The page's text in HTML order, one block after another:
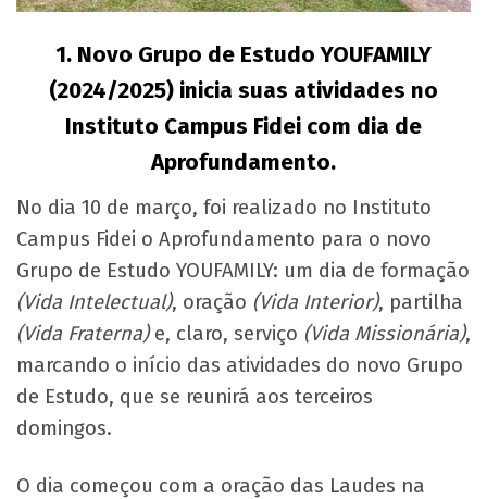
1. Novo Grupo de Estudo YOUFAMILY
(2024/2025) inicia suas atividades no
Instituto Campus Fidei com dia de
Aprofundamento.
No dia 10 de março, foi realizado no Instituto
Campus Fidei o Aprofundamento para o novo
Grupo de Estudo YOUFAMILY: um dia de formação
(Vida Intelectual), oração (Vida Interior), partilha
(Vida Fraterna)e, claro, serviço (Vida Missionária),
marcando o início das atividades do novo Grupo
de Estudo, que se reunirá aos terceiros
domingos.
O dia começou com a oração das Laudes na